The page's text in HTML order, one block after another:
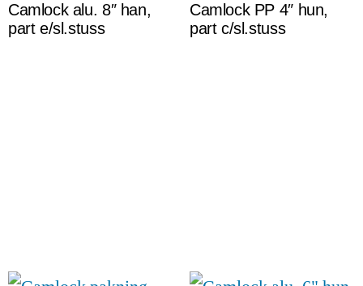
Camlock alu. 8″ han,
part e/sl.stuss
Camlock PP 4″ hun,
part c/sl.stuss